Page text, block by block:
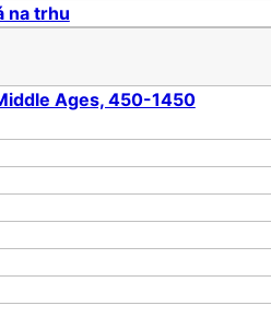
na trhu
Ages, 450-1450